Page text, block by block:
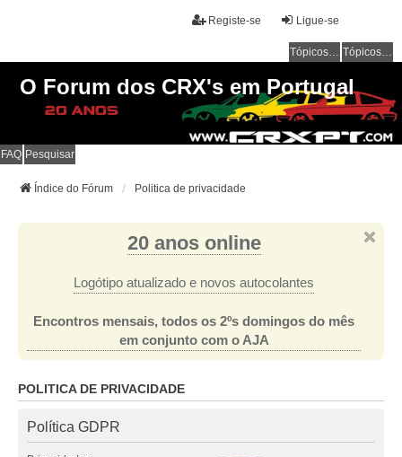
Ligue-se
Registe-se
Tópicos sem resposta Tópicos ativos
O Forum dos CRX's em Portugal
FAQ Pesquisar
Índice do Fórum Politica de privacidade
20 anos online
Logótipo atualizado e novos autocolantes
Encontros mensais, todos os 2ºs domingos do mês
em conjunto com o AJA
POLITICA DE PRIVACIDADE
Política GDPR